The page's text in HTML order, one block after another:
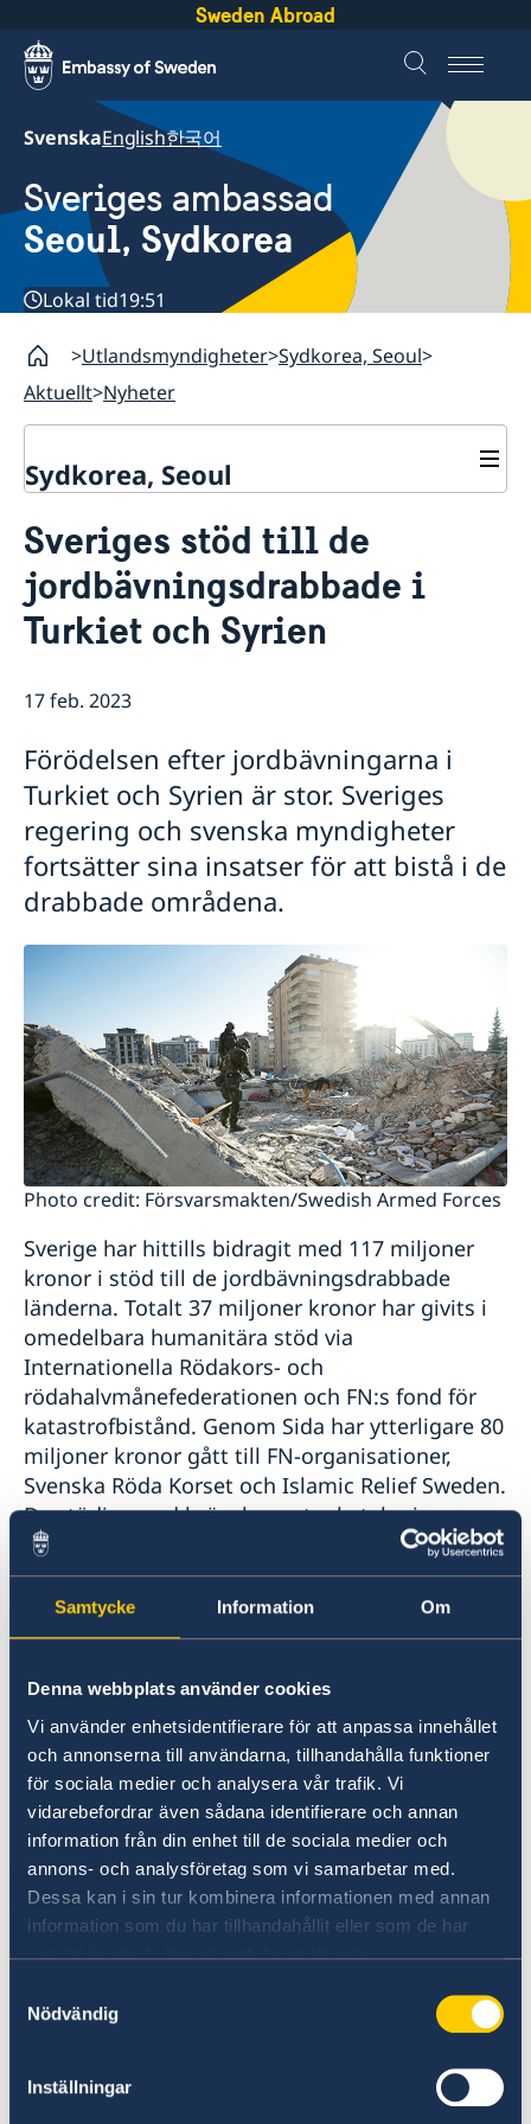
Samtycke Information Om
Denna webbplats använder cookies
Vi använder enhetsidentifierare för att anpassa innehållet
och annonserna till användarna, tillhandahålla funktioner
för sociala medier och analysera vår trafik. Vi
vidarebefordrar även sådana identifierare och annan
information från din enhet till de sociala medier och
annons- och analysföretag som vi samarbetar med.
Dessa kan i sin tur kombinera informationen med annan
information som du har tillhandahållit eller som de har
samlat in när du har använt deras tjänster.
Nödvändig
Inställningar
Sweden Abroad
SvenskaEnglish한국어
Sveriges ambassad
Seoul, Sydkorea
Lokal tid19:51
Utlandsmyndigheter Sydkorea, Seoul
Aktuellt Nyheter
Sydkorea, Seoul
Nyheter
Kontakt
Svenska föreningar
Om oss
Ambassadens personal
Kontoret för innovation och forskning (OSI)
Så stöttar vi svenska företag
Team Sweden i Korea
Svenska företag i Sydkorea
Anmäl handelshinder
Sveriges stöd till de
jordbävningsdrabbade i
Turkiet och Syrien
17 feb. 2023
Förödelsen efter jordbävningarna i
Turkiet och Syrien är stor. Sveriges
regering och svenska myndigheter
fortsätter sina insatser för att bistå i de
drabbade områdena.
Photo credit: Försvarsmakten/Swedish Armed Forces
Sverige har hittills bidragit med 117 miljoner
kronor i stöd till de jordbävningsdrabbade
länderna. Totalt 37 miljoner kronor har givits i
omedelbara humanitära stöd via
Internationella Rödakors- och
rödahalvmånefederationen och FN:s fond för
katastrofbistånd. Genom Sida har ytterligare 80
miljoner kronor gått till FN-organisationer,
Svenska Röda Korset och Islamic Relief Sweden.
De stödjer med bränsle, matpaket, logi,
sjukvård och ambulanser på plats i Syrien.
Myndigheten för samhällsskydd och beredskap
har genomfört flygtransporter med
sjukvårdspersonal, sök- och räddningsteam,
Sverige är en av världens största humanitära
givare. I Syrien har vi stora kärnstöd till både
FN och Internationella Rödakors- och
rödahalvmånefederationen. Stöden är
avgörande för de humanitära
organisationernas kapacitet och beredskap att
snabbt kunna hjälpa till, utan att invänta
behovsbedömningar, nödappeller och extra
stöd från givare.
Artikel om Sveriges samlade stöd på
Senast uppdaterad 20 feb. 2023, 09.21